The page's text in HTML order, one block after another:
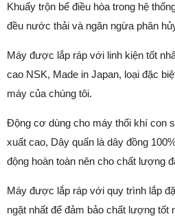
Khuấy trộn bể điều hòa trong hệ
đều nước thải và ngăn ngừa phân
Máy được lắp ráp với linh kiện tốt
cao NSK, Made in Japan, loại đặc
máy của chúng tôi.
Động cơ dùng cho máy thổi khí con
xuất cao, Dây quấn là dây đồng
động hoàn toàn nên cho chất lượng
Máy được lắp ráp với quy trình lắp
ngặt nhất để đảm bảo chất lượng tốt